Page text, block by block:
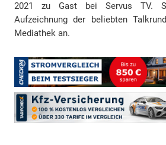
2021 zu Gast bei Servus TV.
Aufzeichnung der beliebten
Mediathek an.